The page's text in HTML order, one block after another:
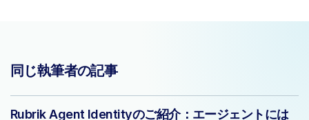
同じ執筆者の記事
Rubrik Agent Identityのご紹介：エージェントには